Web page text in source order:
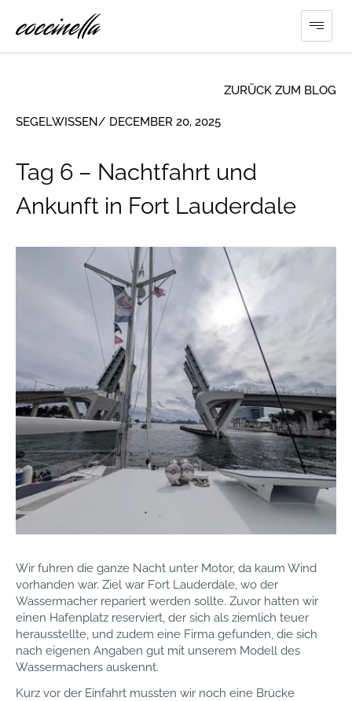
SEGELWISSEN/ DECEMBER 20, 2025
ZURÜCK ZUM BLOG
Tag 6 – Nachtfahrt und
Ankunft in Fort Lauderdale
Wir fuhren die ganze Nacht unter Motor, da kaum Wind
vorhanden war. Ziel war Fort Lauderdale, wo der
Wassermacher repariert werden sollte. Zuvor hatten wir
einen Hafenplatz reserviert, der sich als ziemlich teuer
herausstellte, und zudem eine Firma gefunden, die sich
nach eigenen Angaben gut mit unserem Modell des
Wassermachers auskennt.
Kurz vor der Einfahrt mussten wir noch eine Brücke